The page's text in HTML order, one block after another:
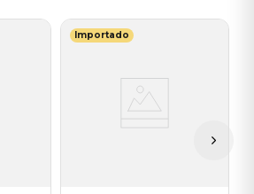
Importado